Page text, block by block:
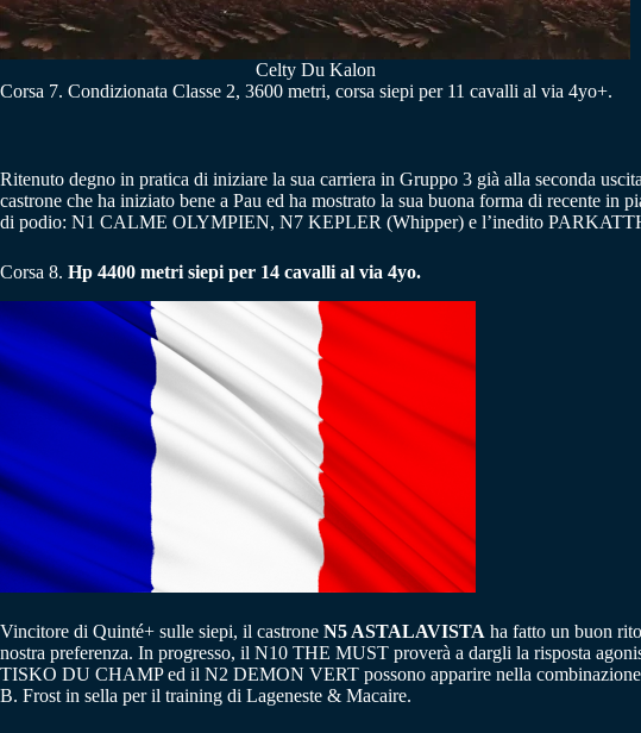
Celty Du Kalon
Corsa 7. Condizionata Classe 2, 3600 metri, corsa siepi per 11 cavalli al via 4yo+.
Ritenuto degno in pratica di iniziare la sua carriera in Gruppo 3 già alla seconda
castrone che ha iniziato bene a Pau ed ha mostrato la sua buona forma di recente
di podio: N1 CALME OLYMPIEN, N7 KEPLER (Whipper) e l’inedito
Corsa 8. Hp 4400 metri siepi per 14 cavalli al via 4yo.
Vincitore di Quinté+ sulle siepi, il castrone N5 ASTALAVISTA ha fatto un buon
nostra preferenza. In progresso, il N10 THE MUST proverà a dargli la risposta
TISKO DU CHAMP ed il N2 DEMON VERT possono apparire nella
B. Frost in sella per il training di Lageneste & Macaire.